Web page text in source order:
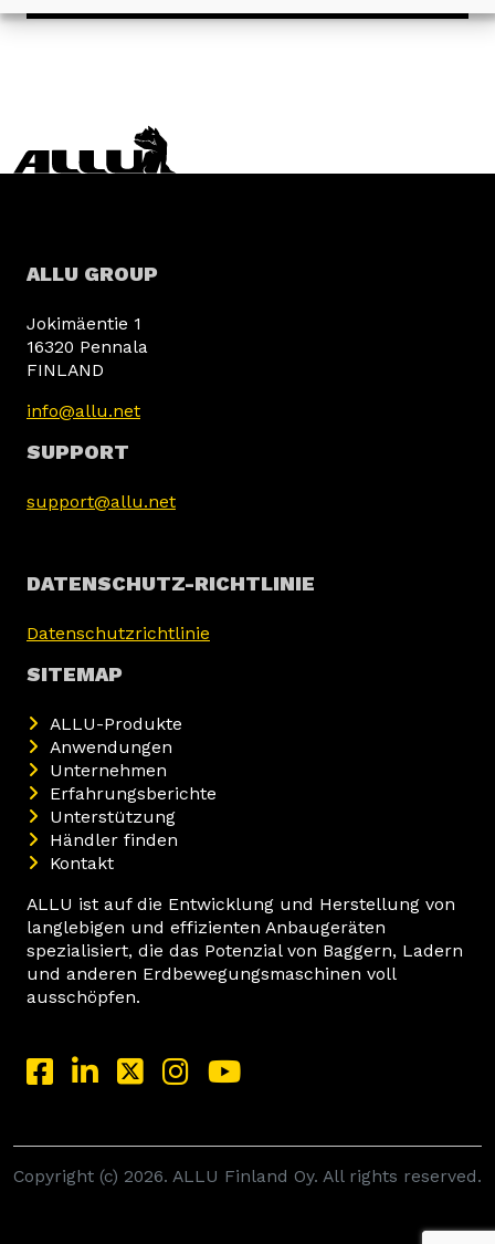
ALLU ist auf die Entwicklung und Herstellung von
langlebigen und effizienten Anbaugeräten
spezialisiert, die das Potenzial von Baggern, Ladern
und anderen Erdbewegungsmaschinen voll
ausschöpfen.
ALLU GROUP
Jokimäentie 1
16320 Pennala
FINLAND
info@allu.net
SUPPORT
support@allu.net
DATENSCHUTZ-RICHTLINIE
Datenschutzrichtlinie
SITEMAP
ALLU-Produkte
Anwendungen
Unternehmen
Erfahrungsberichte
Unterstützung
Händler finden
Kontakt
Copyright (c) 2026. ALLU Finland Oy. All rights reserved.